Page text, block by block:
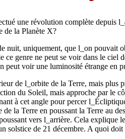
une révolution complète depuis
de la Planète X?
nuit, uniquement, que l_on pouvait
ce genre ne peut se voir dans le
peut voir une luminosité étrange en
de l_orbite de la Terre, mais
du Soleil, mais approche par le
à cet angle pour percer
la Terre en poussant la Terre au
vers l_arrière. Cela explique
solstice de 21 décembre. A quoi